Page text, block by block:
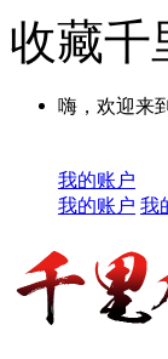
收藏千
嗨，欢迎来
我的账户
我的账户 我